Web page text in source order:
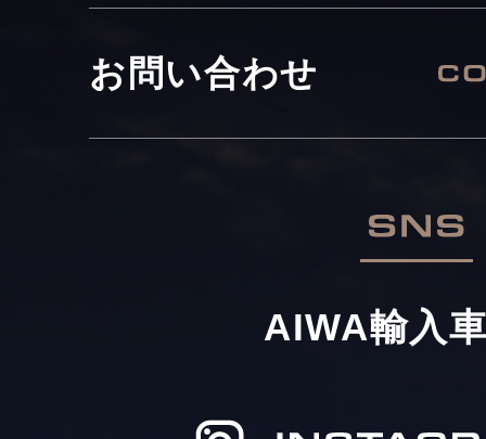
お問い合わせ
AIWA輸入